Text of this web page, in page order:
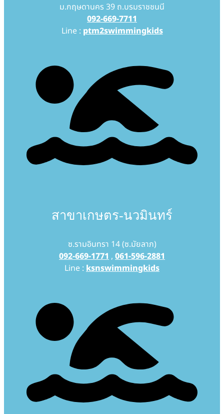
ม.กฤษดานคร 39 ถ.บรมราชชนนี
092-669-7711
Line : ptm2swimmingkids
สาขาเกษตร-นวมินทร์
ซ.รามอินทรา 14 (ซ.มัยลาภ)
092-669-1771, 061-596-2881
Line : ksnswimmingkids